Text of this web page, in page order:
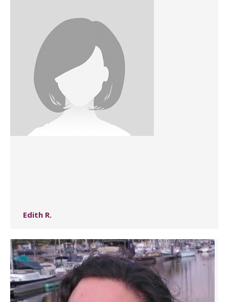
Edith R.